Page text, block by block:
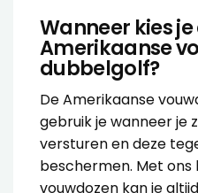
Wanneer kies je
Amerikaanse
dubbelgolf?
De Amerikaanse
gebruik je wanneer je
versturen en deze
beschermen. Met
vouwdozen kan je